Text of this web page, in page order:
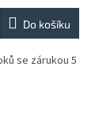
Do košíku
se zárukou 5